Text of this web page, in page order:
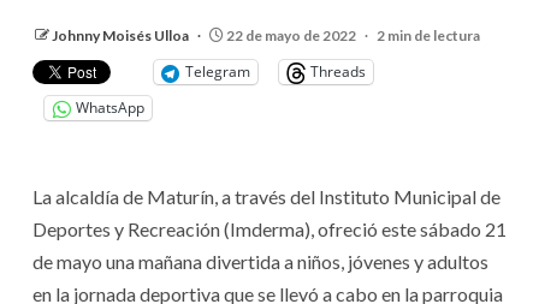
Johnny Moisés Ulloa 22 de mayo de 2022 2 min de lectura
Telegram
Threads
WhatsApp
La alcaldía de Maturín, a través del Instituto Municipal de
Deportes y Recreación (Imderma), ofreció este sábado 21
de mayo una mañana divertida a niños, jóvenes y adultos
en la jornada deportiva que se llevó a cabo en la parroquia